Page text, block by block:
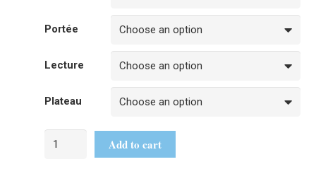
Portée
Lecture
Plateau
Add to cart